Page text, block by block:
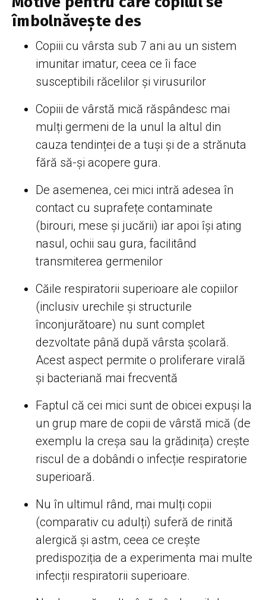
îmbolnăvește des
Copiii cu vârsta sub 7 ani au un sistem
imunitar imatur, ceea ce îi face
susceptibili răcelilor și virusurilor
Copiii de vârstă mică răspândesc mai
mulți germeni de la unul la altul din
cauza tendinței de a tuși și de a strănuta
fără să-și acopere gura.
De asemenea, cei mici intră adesea în
contact cu suprafețe contaminate
(birouri, mese și jucării) iar apoi își ating
nasul, ochii sau gura, facilitând
transmiterea germenilor
Căile respiratorii superioare ale copiilor
(inclusiv urechile și structurile
înconjurătoare) nu sunt complet
dezvoltate până după vârsta școlară.
Acest aspect permite o proliferare virală
și bacteriană mai frecventă
Faptul că cei mici sunt de obicei expuși la
un grup mare de copii de vârstă mică (de
exemplu la creșa sau la grădinița) crește
riscul de a dobândi o infecție respiratorie
superioară.
Nu în ultimul rând, mai mulți copii
(comparativ cu adulți) suferă de rinită
alergică și astm, ceea ce crește
predispoziția de a experimenta mai multe
infecții respiratorii superioare.